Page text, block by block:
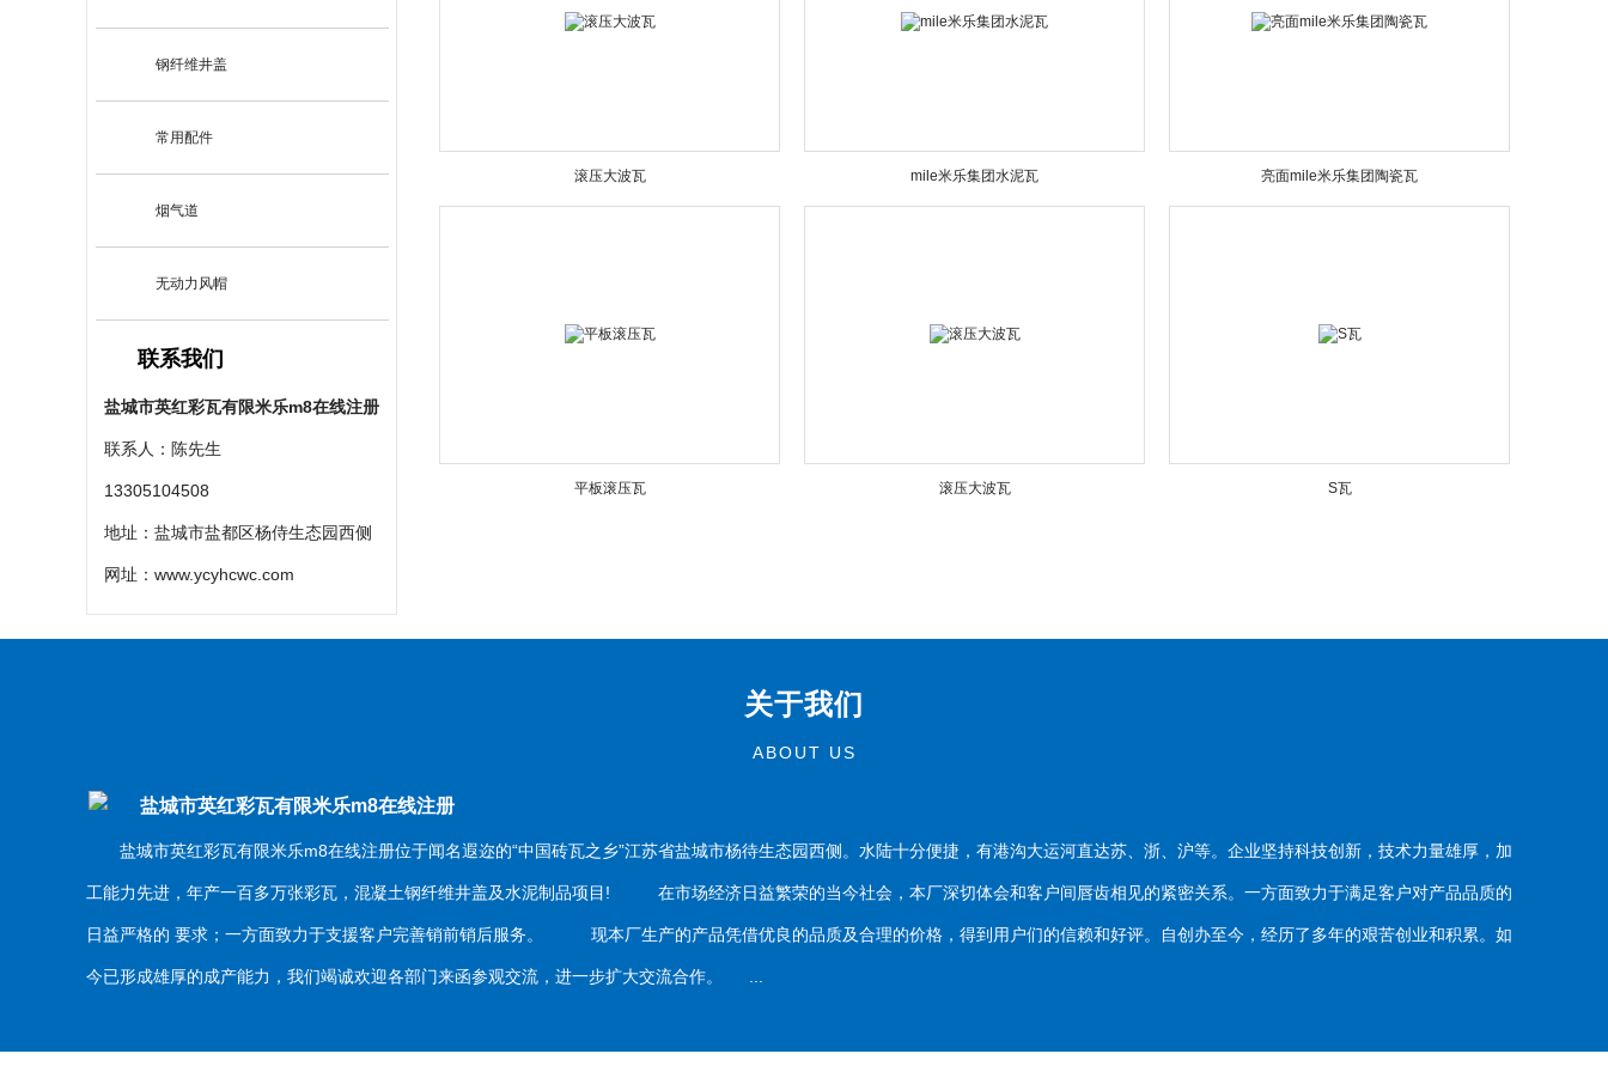
钢纤维井盖
常用配件
烟气道
无动力风帽
联系我们
盐城市英红彩瓦有限米乐m8在线注册
联系人：陈先生
13305104508
地址：盐城市盐都区杨侍生态园西侧
网址： www.ycyhcwc.com
滚压大波瓦 mile米乐集团水泥瓦 亮面mile米乐集团陶瓷瓦
平板滚压瓦 滚压大波瓦 S瓦
关于我们
ABOUT US
盐城市英红彩瓦有限米乐m8在线注册
盐城市英红彩瓦有限米乐m8在线注册位于闻名遐迩的“中国砖瓦之乡”江苏省盐城市杨待生态园西侧。水陆十分便捷，有港沟大运河直达苏、浙、沪等。企业坚持科技创新，技术力量雄厚，加
工能力先进，年产一百多万张彩瓦，混凝土钢纤维井盖及水泥制品项目! 在市场经济日益繁荣的当今社会，本厂深切体会和客户间唇齿相见的紧密关系。一方面致力于满足客户对产品品质的
日益严格的 要求；一方面致力于支援客户完善销前销后服务。 现本厂生产的产品凭借优良的品质及合理的价格，得到用户们的信赖和好评。自创办至今，经历了多年的艰苦创业和积累。如
今已形成雄厚的成产能力，我们竭诚欢迎各部门来函参观交流，进一步扩大交流合作。 ...